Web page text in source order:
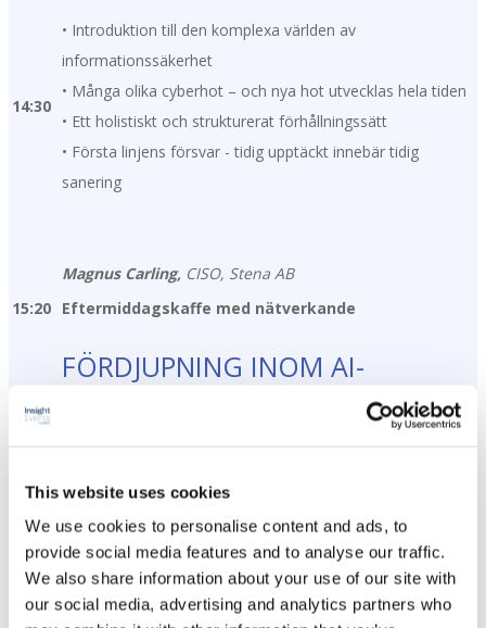
This website uses cookies
We use cookies to personalise content and ads, to
provide social media features and to analyse our traffic.
We also share information about your use of our site with
our social media, advertising and analytics partners who
14:30
• Introduktion till den komplexa världen av
informationssäkerhet
• Många olika cyberhot – och nya hot utvecklas hela tiden
• Ett holistiskt och strukturerat förhållningssätt
• Första linjens försvar - tidig upptäckt innebär tidig
sanering
Magnus Carling, CISO, Stena AB
15:20 Eftermiddagskaffe med nätverkande
FÖRDJUPNING INOM AI-
PROMPTING
Magnus Gille delar med sig av sin expertis inom
promptning och avslöjar strategierna bakom sina